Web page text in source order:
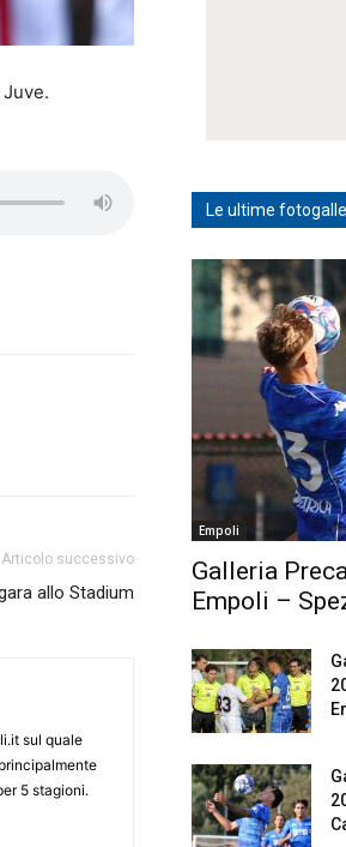
Articolo successivo
allo Stadium
sul quale
5 stagioni.
Le ultime
Empoli
Galleria
Empoli –